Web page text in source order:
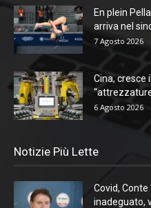
En plein
arriva nel
7 Agosto 2026
Cina, cresce
6 Agosto 2026
Notizie Più Lette
Covid,
inadeguato,